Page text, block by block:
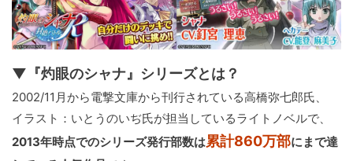
▼『灼眼のシャナ』シリーズとは？
2002/11月から電撃文庫から刊行されている高橋弥七郎氏、
イラスト：いとうのいぢ氏が担当しているライトノベルで、
2013年時点でのシリーズ発行部数は累計860万部にまで達